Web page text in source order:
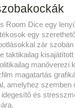
Room Dice egy
egy
zár
taktikailag
manőverezi
magatartás
amelyhez szemben
és